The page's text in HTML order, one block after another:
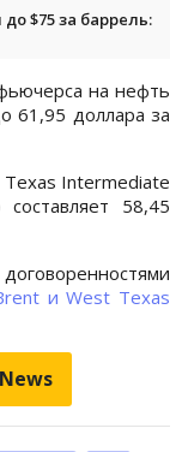
$75 за баррель:
на нефть
61,95 доллара за
Intermediate
58,45
и West Texas